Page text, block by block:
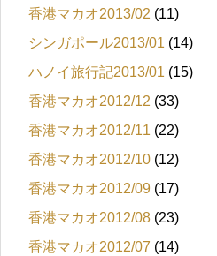
香港マカオ2013/02 (11)
シンガポール2013/01 (14)
ハノイ旅行記2013/01 (15)
香港マカオ2012/12 (33)
香港マカオ2012/11 (22)
香港マカオ2012/10 (12)
香港マカオ2012/09 (17)
香港マカオ2012/08 (23)
香港マカオ2012/07 (14)